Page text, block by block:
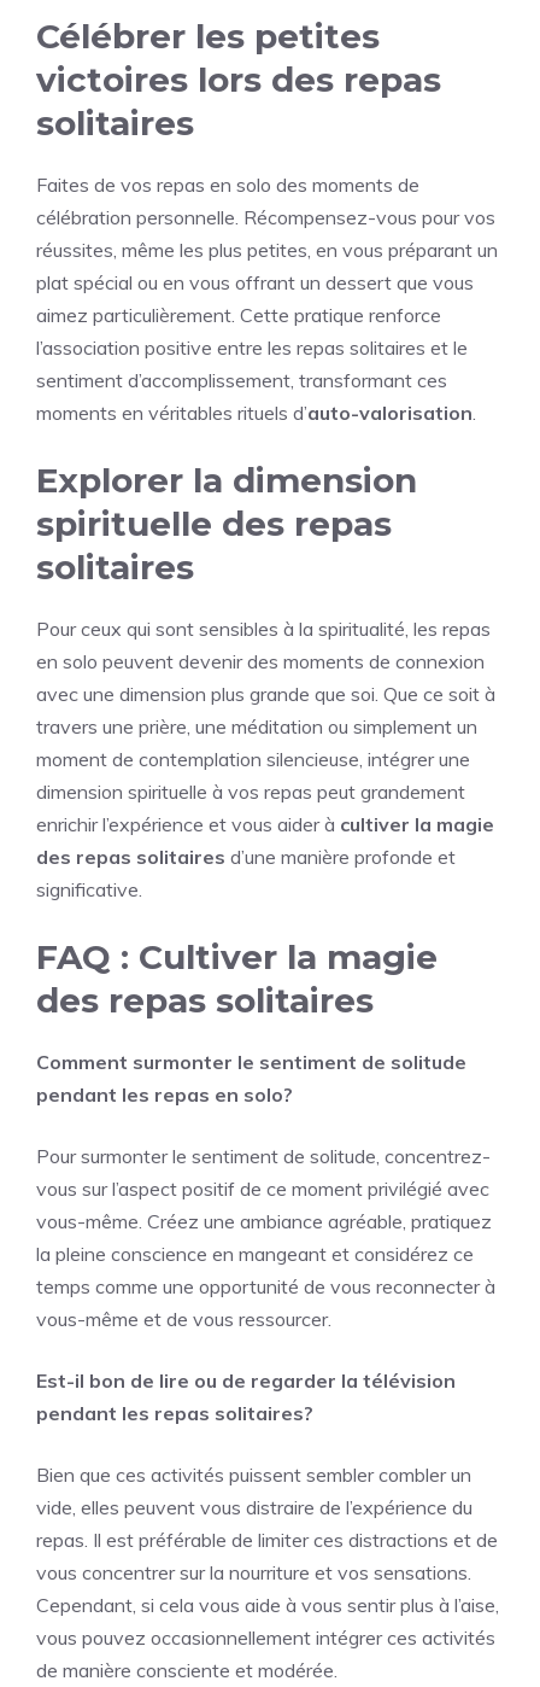
Célébrer les petites
victoires lors des repas
solitaires
Faites de vos repas en solo des moments de
célébration personnelle. Récompensez-vous pour vos
réussites, même les plus petites, en vous préparant un
plat spécial ou en vous offrant un dessert que vous
aimez particulièrement. Cette pratique renforce
l’association positive entre les repas solitaires et le
sentiment d’accomplissement, transformant ces
moments en véritables rituels d’auto-valorisation.
Explorer la dimension
spirituelle des repas
solitaires
Pour ceux qui sont sensibles à la spiritualité, les repas
en solo peuvent devenir des moments de connexion
avec une dimension plus grande que soi. Que ce soit à
travers une prière, une méditation ou simplement un
moment de contemplation silencieuse, intégrer une
dimension spirituelle à vos repas peut grandement
enrichir l’expérience et vous aider à cultiver la magie
des repas solitaires d’une manière profonde et
significative.
FAQ : Cultiver la magie
des repas solitaires
Comment surmonter le sentiment de solitude
pendant les repas en solo?
Pour surmonter le sentiment de solitude, concentrez-
vous sur l’aspect positif de ce moment privilégié avec
vous-même. Créez une ambiance agréable, pratiquez
la pleine conscience en mangeant et considérez ce
temps comme une opportunité de vous reconnecter à
vous-même et de vous ressourcer.
Est-il bon de lire ou de regarder la télévision
pendant les repas solitaires?
Bien que ces activités puissent sembler combler un
vide, elles peuvent vous distraire de l’expérience du
repas. Il est préférable de limiter ces distractions et de
vous concentrer sur la nourriture et vos sensations.
Cependant, si cela vous aide à vous sentir plus à l’aise,
vous pouvez occasionnellement intégrer ces activités
de manière consciente et modérée.